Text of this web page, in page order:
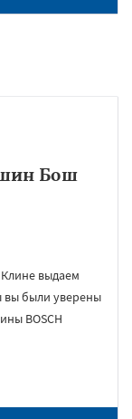
Бош
выдаем
вы были уверены
BOSCH